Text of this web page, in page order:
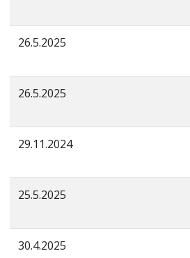
26.5.2025
26.5.2025
29.11.2024
25.5.2025
30.4.2025